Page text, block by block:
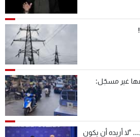
نصفها غير مسجّل:
"لا أريده أن يكون